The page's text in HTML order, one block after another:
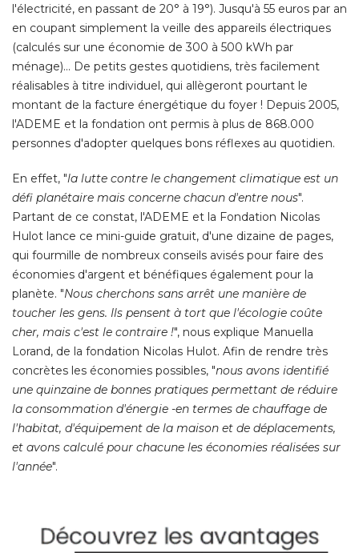
l'électricité, en passant de 20° à 19°). Jusqu'à 55 euros par an
en coupant simplement la veille des appareils électriques
(calculés sur une économie de 300 à 500 kWh par
ménage)... De petits gestes quotidiens, très facilement
réalisables à titre individuel, qui allègeront pourtant le
montant de la facture énergétique du foyer ! Depuis 2005,
l'ADEME et la fondation ont permis à plus de 868.000
personnes d'adopter quelques bons réflexes au quotidien.
En effet, "la lutte contre le changement climatique est un
défi planétaire mais concerne chacun d'entre nous".
Partant de ce constat, l'ADEME et la Fondation Nicolas
Hulot lance ce mini-guide gratuit, d'une dizaine de pages,
qui fourmille de nombreux conseils avisés pour faire des
économies d'argent et bénéfiques également pour la
planète. "Nous cherchons sans arrêt une manière de
toucher les gens. Ils pensent à tort que l'écologie coûte
cher, mais c'est le contraire !", nous explique Manuella
Lorand, de la fondation Nicolas Hulot. Afin de rendre très
concrètes les économies possibles, "nous avons identifié
une quinzaine de bonnes pratiques permettant de réduire
la consommation d'énergie -en termes de chauffage de
l'habitat, d'équipement de la maison et de déplacements,
et avons calculé pour chacune les économies réalisées sur
l'année".